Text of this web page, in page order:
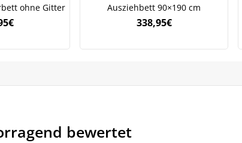
ohne Gitter
€
Ausziehbett 90×190 cm
338,95€
bewertet